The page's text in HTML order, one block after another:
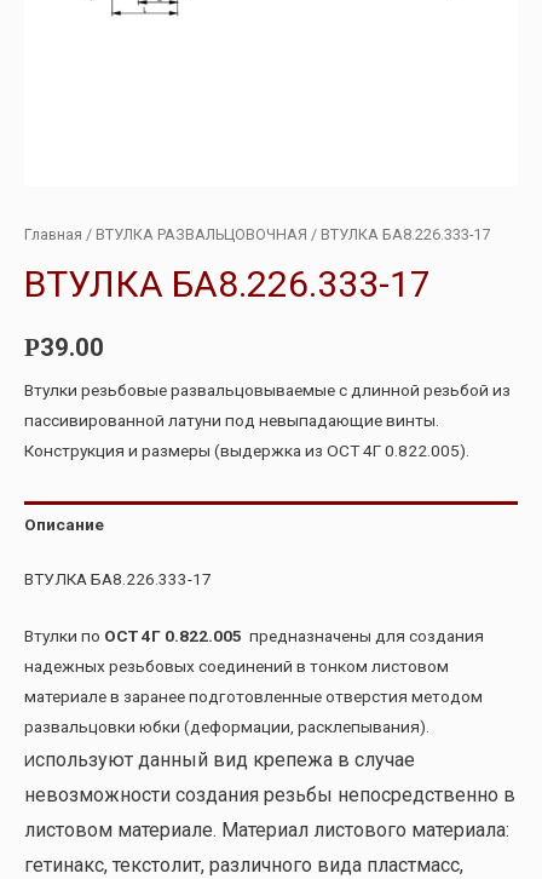
Главная / ВТУЛКА РАЗВАЛЬЦОВОЧНАЯ / ВТУЛКА БА8.226.333-17
ВТУЛКА БА8.226.333-17
Р39.00
Втулки резьбовые развальцовываемые с длинной резьбой из
пассивированной латуни под невыпадающие винты.
Конструкция и размеры (выдержка из ОСТ 4Г 0.822.005).
Описание
ВТУЛКА БА8.226.333-17
Втулки по ОСТ 4Г 0.822.005 предназначены для создания
надежных резьбовых соединений в тонком листовом
материале в заранее подготовленные отверстия методом
развальцовки юбки (деформации, расклепывания).
Используют данный вид крепежа в случае
невозможности создания резьбы непосредственно в
листовом материале. Материал листового материала:
гетинакс, текстолит, различного вида пластмасс,